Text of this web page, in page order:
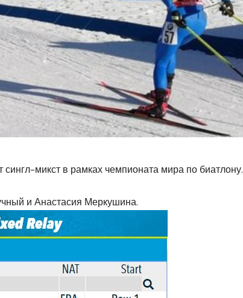
микст в рамках чемпионата мира по биатлону.
и Анастасия Меркушина.